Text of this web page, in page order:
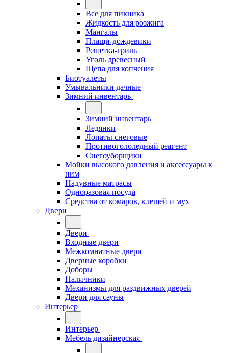
Все для пикника
Жидкость для розжига
Мангалы
Плащи-дождевики
Решетка-гриль
Уголь древесный
Щепа для копчения
Биотуалеты
Умывальники дачные
Зимний инвентарь
Зимний инвентарь
Ледянки
Лопаты снеговые
Противогололедный реагент
Снегоуборщики
Мойки высокого давления и аксессуары к
ним
Надувные матрасы
Одноразовая посуда
Средства от комаров, клещей и мух
Двери
Двери
Входные двери
Межкомнатные двери
Дверные коробки
Доборы
Наличники
Механизмы для раздвижных дверей
Двери для сауны
Интерьер
Интерьер
Мебель дизайнерская